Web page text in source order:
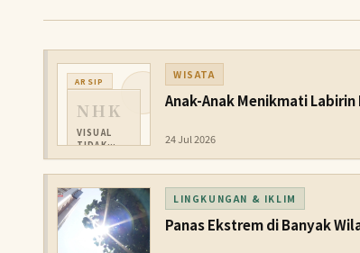
ARSIP
NHK
VISUAL
TIDAK
TERSEDIA
WISATA
Anak-Anak Menikmati
24 Jul 2026
LINGKUNGAN & IKLIM
Panas Ekstrem di Banyak